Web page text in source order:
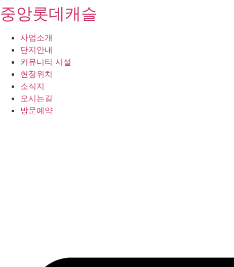
콘
텐
중앙롯데캐슬
사업소개
단지안내
커뮤니티 시설
현장위치
소식지
오시는길
방문예약